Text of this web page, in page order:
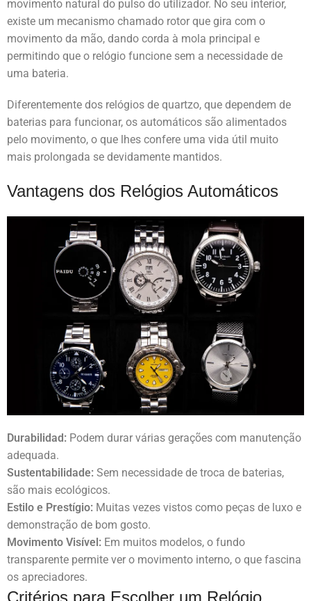
movimento natural do pulso do utilizador. No seu interior,
existe um mecanismo chamado rotor que gira com o
movimento da mão, dando corda à mola principal e
permitindo que o relógio funcione sem a necessidade de
uma bateria.
Diferentemente dos relógios de quartzo, que dependem de
baterias para funcionar, os automáticos são alimentados
pelo movimento, o que lhes confere uma vida útil muito
mais prolongada se devidamente mantidos.
Vantagens dos Relógios Automáticos
Durabilidad: Podem durar várias gerações com manutenção
adequada.
Sustentabilidade: Sem necessidade de troca de baterias,
são mais ecológicos.
Estilo e Prestígio: Muitas vezes vistos como peças de luxo e
demonstração de bom gosto.
Movimento Visível: Em muitos modelos, o fundo
transparente permite ver o movimento interno, o que fascina
os apreciadores.
Critérios para Escolher um Relógio